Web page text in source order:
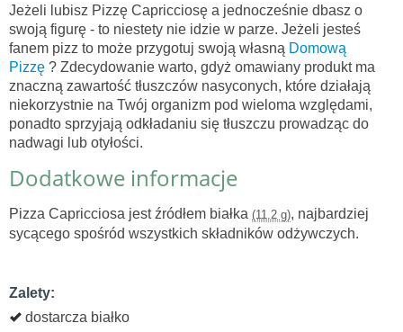
Jeżeli lubisz Pizzę Capricciosę a jednocześnie dbasz o
swoją figurę - to niestety nie idzie w parze. Jeżeli jesteś
fanem pizz to może przygotuj swoją własną Domową
Pizzę ? Zdecydowanie warto, gdyż omawiany produkt ma
znaczną zawartość tłuszczów nasyconych, które działają
niekorzystnie na Twój organizm pod wieloma względami,
ponadto sprzyjają odkładaniu się tłuszczu prowadząc do
nadwagi lub otyłości.
Dodatkowe informacje
Pizza Capricciosa jest źródłem białka (11.2 g), najbardziej
sycącego spośród wszystkich składników odżywczych.
Zalety:
dostarcza białko